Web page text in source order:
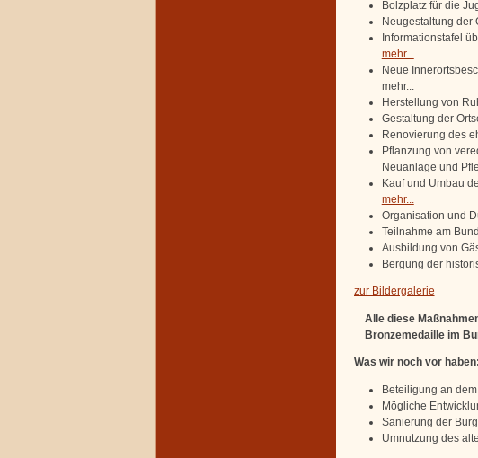
Bolzplatz für die
Neugestaltung der
Informationstafel
mehr...
Neue
mehr...
Herstellung von
Gestaltung der
Renovierung des
Pflanzung von
Neuanlage und
Kauf und Umbau
mehr...
Organisation und
Teilnahme am
Ausbildung von
Bergung der
zur Bildergalerie
Alle diese
Bronzemedaille im
Was wir noch vor haben:
Beteiligung an
Mögliche
Sanierung der
Umnutzung des